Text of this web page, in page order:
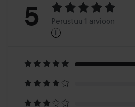
Arvosana:
Perustuu
1
5 Perustuu 1 arvioon
i